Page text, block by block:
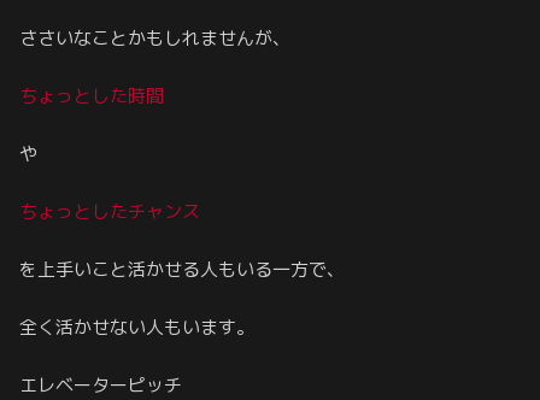
ささいなことかもしれませんが、
ちょっとした時間
や
ちょっとしたチャンス
を上手いこと活かせる人もいる一方で、
全く活かせない人もいます。
エレベーターピッチ